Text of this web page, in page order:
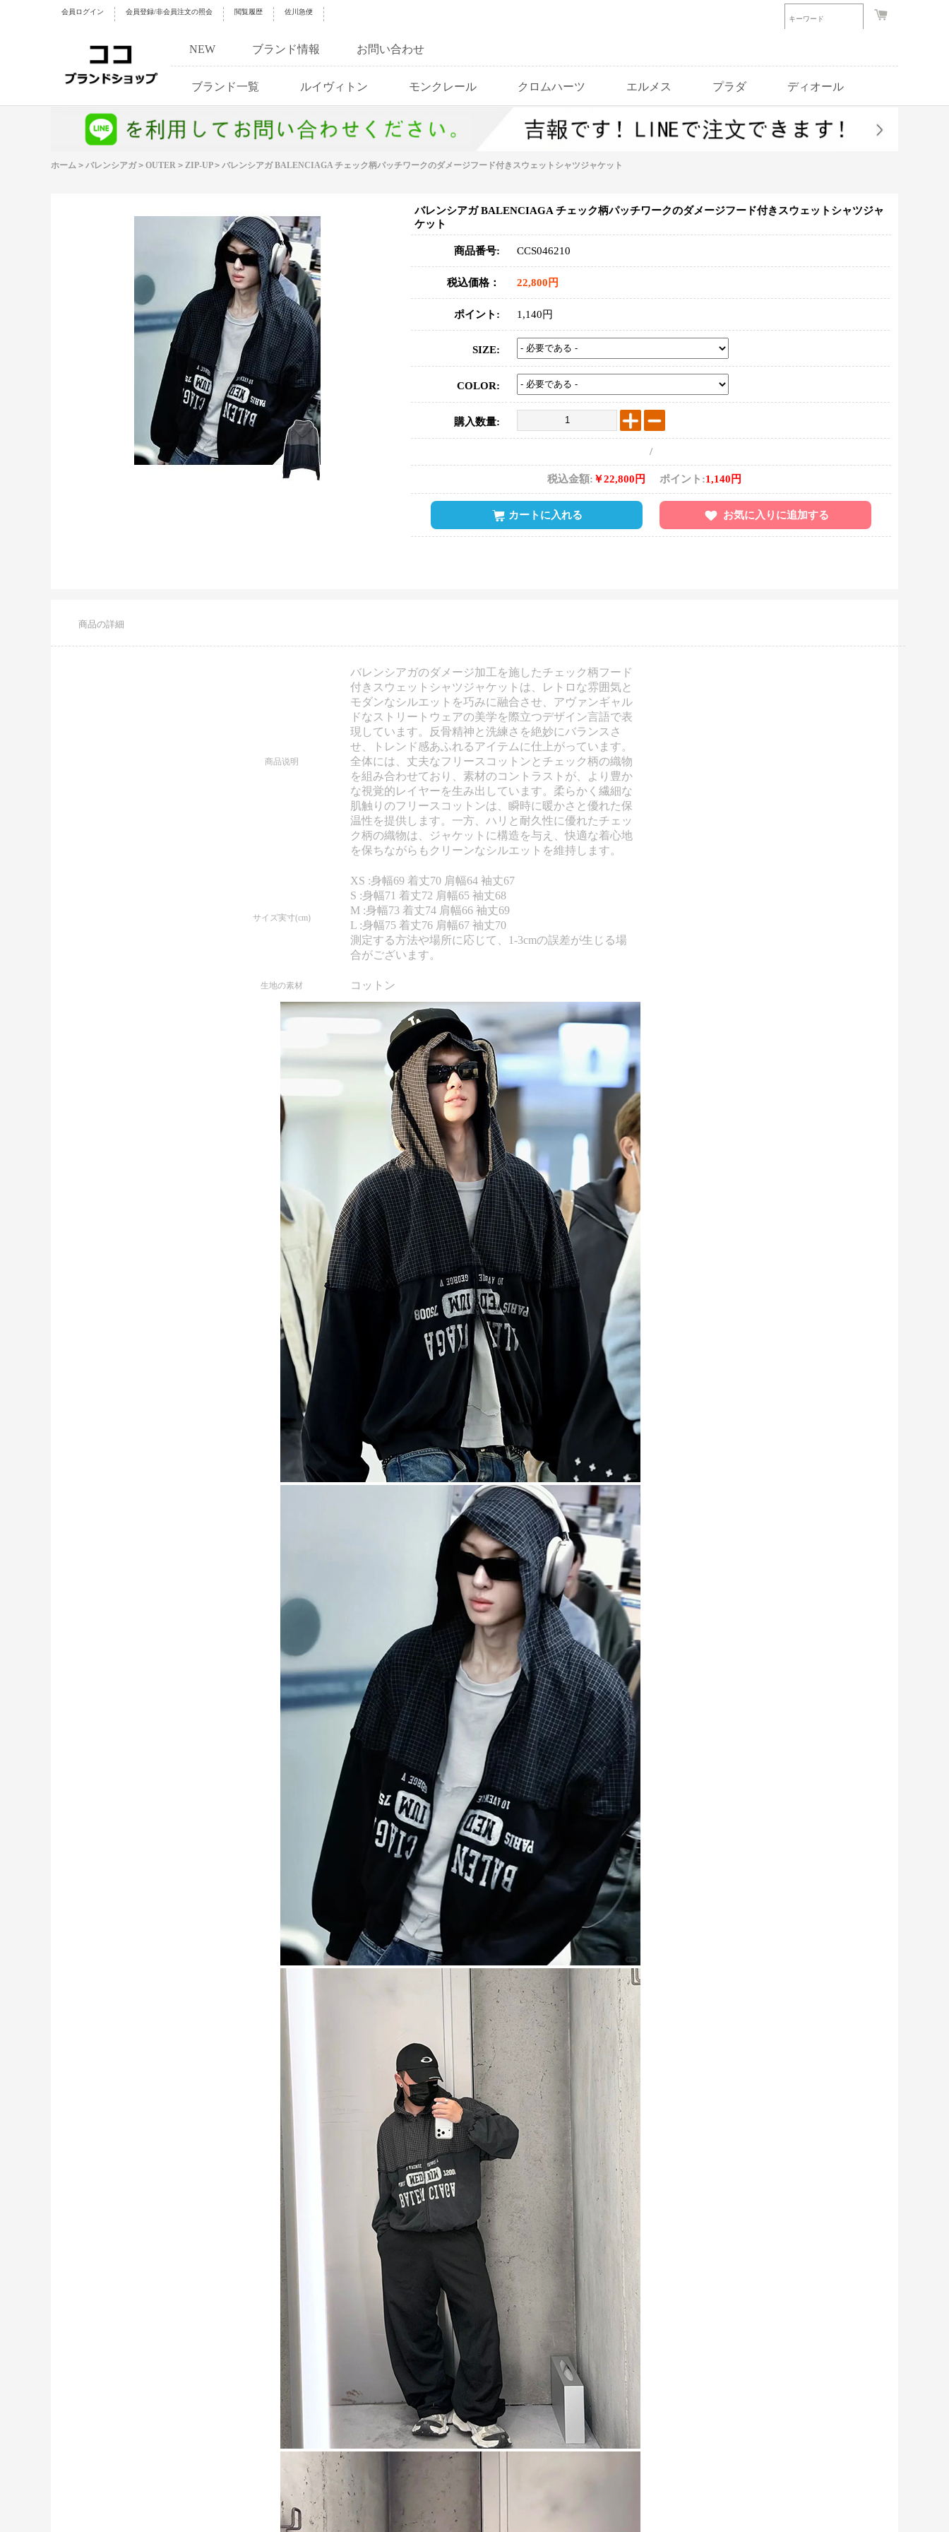
会員ログイン 会員登録/非会員注文の照会 閲覧履歴 佐川急便
NEW ブランド情報 お問い合わせ
ブランド一覧 ルイヴィトン モンクレール クロムハーツ エルメス プラダ ディオール
ホーム > バレンシアガ > OUTER > ZIP-UP > バレンシアガ BALENCIAGA チェック柄パッチワークのダメージフード付きスウェットシャツジャケット
バレンシアガ BALENCIAGA チェック柄パッチワークのダメージフード付きスウェットシャツジャ
ケット
商品番号: CCS046210
税込価格： 22,800円
ポイント: 1,140円
SIZE:
COLOR:
購入数量:
/
税込金額: ￥22,800円 ポイント:1,140円
カートに入れる お気に入りに追加する
商品の詳細
商品说明
バレンシアガのダメージ加工を施したチェック柄フード
付きスウェットシャツジャケットは、レトロな雰囲気と
モダンなシルエットを巧みに融合させ、アヴァンギャル
ドなストリートウェアの美学を際立つデザイン言語で表
現しています。反骨精神と洗練さを絶妙にバランスさ
せ、トレンド感あふれるアイテムに仕上がっています。
全体には、丈夫なフリースコットンとチェック柄の織物
を組み合わせており、素材のコントラストが、より豊か
な視覚的レイヤーを生み出しています。柔らかく繊細な
肌触りのフリースコットンは、瞬時に暖かさと優れた保
温性を提供します。一方、ハリと耐久性に優れたチェッ
ク柄の織物は、ジャケットに構造を与え、快適な着心地
を保ちながらもクリーンなシルエットを維持します。
サイズ実寸(cm)
XS :身幅69 着丈70 肩幅64 袖丈67
S :身幅71 着丈72 肩幅65 袖丈68
M :身幅73 着丈74 肩幅66 袖丈69
L :身幅75 着丈76 肩幅67 袖丈70
測定する方法や場所に応じて、1-3cmの誤差が生じる場
合がございます。
生地の素材 コットン